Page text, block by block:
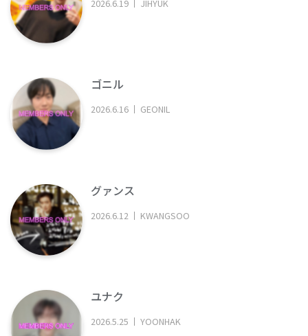
2026.6.19 JIHYUK
ゴニル
2026.6.16 GEONIL
グァンス
2026.6.12 KWANGSOO
ユナク
2026.5.25 YOONHAK